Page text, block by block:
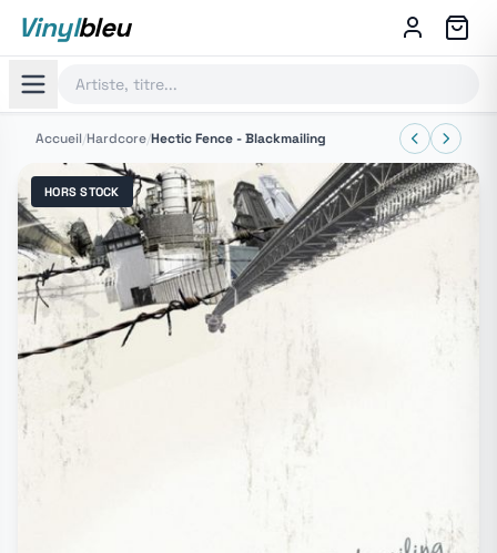
Vinylbleu
Accueil/Hardcore/Hectic Fence - Blackmailing
HORS STOCK